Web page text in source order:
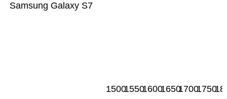
Samsung Galaxy S7
150015501600165017001750